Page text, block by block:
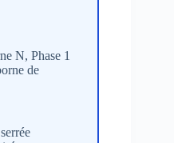
N, Phase 1
de